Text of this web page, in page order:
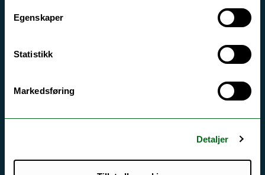
Egenskaper
Statistikk
Markedsføring
Detaljer
Si ifra!
Personvern ved UiT
Informasjonskapsler
Tilgjengelighetserklæring